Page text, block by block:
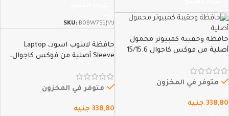
SKU: B0BW7S3JV9
حافظة وحقيبة كمبيوتر محمول
أصلية من فوكس كاجوال 15/15.6
قماش شتوي فاخر جداً لأصحاب
الطلة الملكية، لجهاز MacBook Proمتوفر في المخزون
338,80 جنيه
حافظة لابتوب اسود، Laptop
Sleeve أصلية من فوكس كاجوال،
متوفر في المخزون
338,80 جنيه